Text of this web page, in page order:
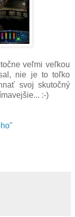
veľmi veľkou
nie je to toľko
svoj skutočný
:-)